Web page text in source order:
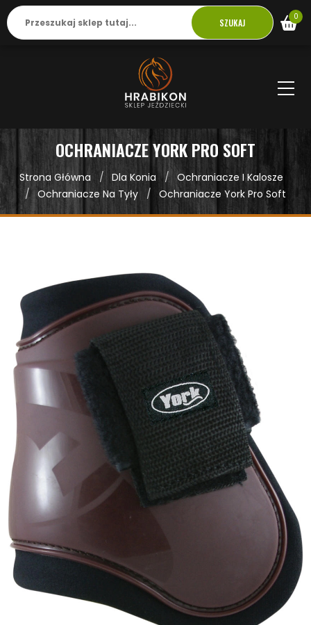
SZUKAJ 0
OCHRANIACZE YORK PRO SOFT
Strona Główna Dla Konia
Ochraniacze I Kalosze
Ochraniacze Na Tyły
Ochraniacze York Pro Soft